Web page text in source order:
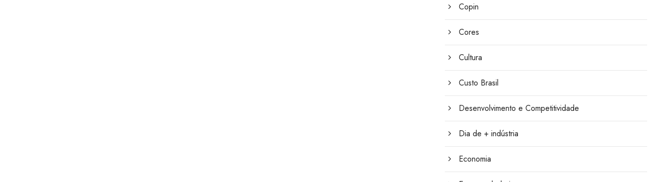
Copin
Cores
Cultura
Custo Brasil
Desenvolvimento e Competitividade
Dia de + indústria
Economia